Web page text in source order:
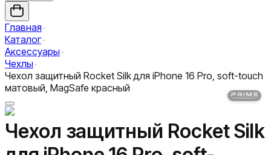
Главная
Каталог
Аксессуары
Чехлы
Чехол защитный Rocket Silk для iPhone 16 Pro, soft-touch
матовый, MagSafe красный
Чехол защитный Rocket Silk